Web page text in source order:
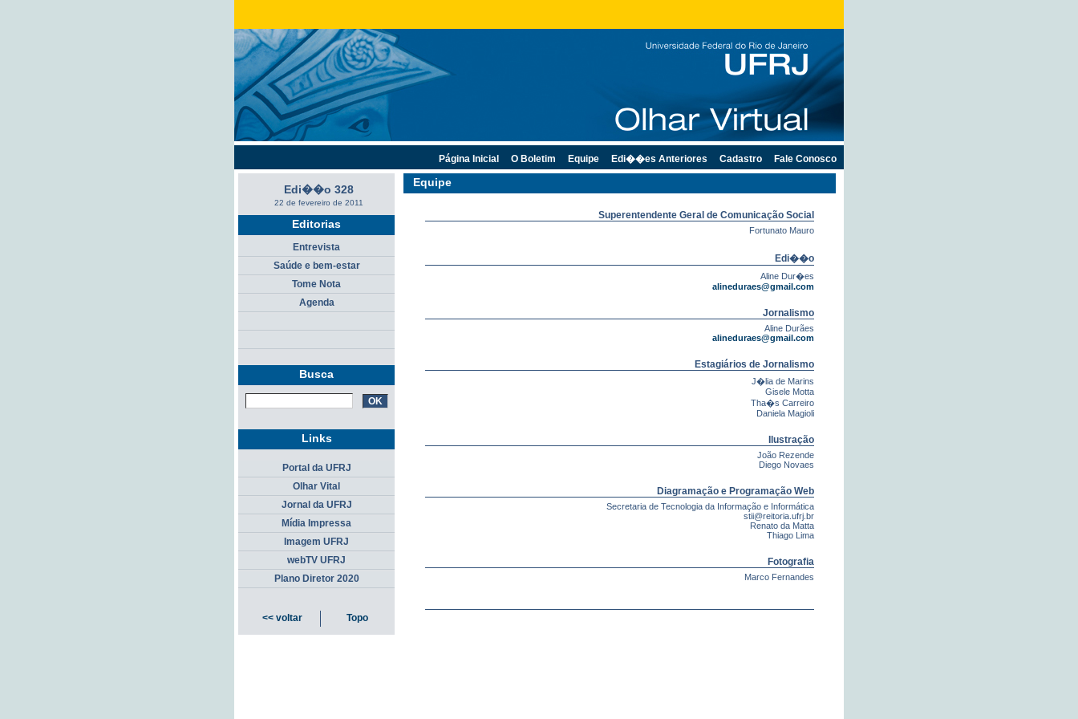
Equipe
Superentendente Geral de Comunicação Social
Fortunato Mauro
Edi��o
Aline Dur�es
alineduraes@gmail.com
Jornalismo
Aline Durães
alineduraes@gmail.com
Estagiários de Jornalismo
J�lia de Marins
Gisele Motta
Tha�s Carreiro
Daniela Magioli
Ilustração
João Rezende
Diego Novaes
Diagramação e Programação Web
Secretaria de Tecnologia da Informação e Informática
stii@reitoria.ufrj.br
Renato da Matta
Thiago Lima
Fotografia
Marco Fernandes
Edi��o 328
22 de fevereiro de 2011
Editorias
Entrevista
Saúde e bem-estar
Tome Nota
Agenda
Busca
Página Inicial O Boletim Equipe Edi��es Anteriores Cadastro Fale Conosco
Links
Portal da UFRJ
Olhar Vital
Jornal da UFRJ
Mídia Impressa
Imagem UFRJ
webTV UFRJ
Plano Diretor 2020
<< voltar Topo